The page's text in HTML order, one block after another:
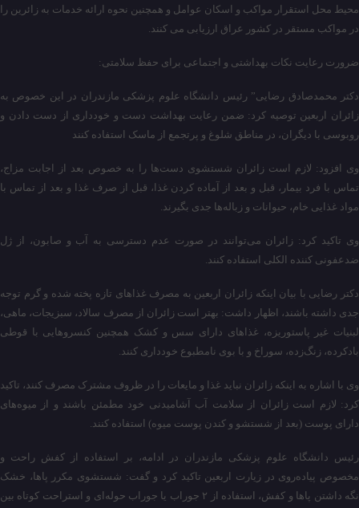
محیط محل استقرار مواکب و اسکان عوامل و همچنین نحوه ارائه خدمات به زائرین را
در مواکب مستقر در کشور عراق ارزیابی می کنند.
ضرورت رعایت نکات بهداشتی و اجتماعی برای حفظ سلامتی:
دکتر محمدصادق رضایی” رئیس دانشگاه علوم پزشکی مازندران در این خصوص به
زائران اربعین توصیه کرد: ضمن رعایت بهداشت دست و خودداری از دست دادن و
روبوسی با دیگران، در مناطق شلوغ و پرتجمع از ماسک استفاده کنند
وی افزود: لازم است زائران شستشوی دست‌ها را به خصوص بعد از اجابت مزاج،
تماس با فرد بیمار، قبل و بعد از آماده کردن غذا، قبل از صرف غذا و بعد از تماس با
مواد غذایی خام، حیوانات و زباله‌ها جدی بگیرند.
وی تاکید کرد: زائران می‌توانند در صورت عدم دسترسی به آب و صابون، از ژل
ضدعفونی کننده الکلی استفاده کنند.
دکتر رضایی با بیان اینکه زائران اربعین به مصرف غذاهای تازه پخته شده و گرم توجه
جدی داشته باشند، اظهار داشت: بهتر است زائران از مصرف سالاد، سبزیجات، ماهی،
لبنیات غیر پاستوریزه، غذاهای دارای سس و کشک همچنین کنسروهایی با قوطی
بادکرده، زنگ‌زده، سوراخ و با بوی نامطبوع خودداری کنند.
وی با اشاره به اینکه زائران نباید غذا و مایعات را در ظروف مشترک مصرف کنند، تاکید
کرد: لازم است زائران از سلامت آب آشامیدنی خود مطمئن باشند و از میوه‌های
دارای پوست (بعد از شستشو و کندن پوست میوه) استفاده کنند.
رئیس دانشگاه علوم پزشکی مازندران در ادامه، بر استفاده از کفش راحت و
مخصوص پیاده‌روی در زیارت اربعین تاکید کرد و گفت: شستشوی مکرر پاها، خشک
نگه داشتن پاها و کفش، استفاده از ۲ جوراب یا جوراب حوله‌ای و استراحت کوتاه بین